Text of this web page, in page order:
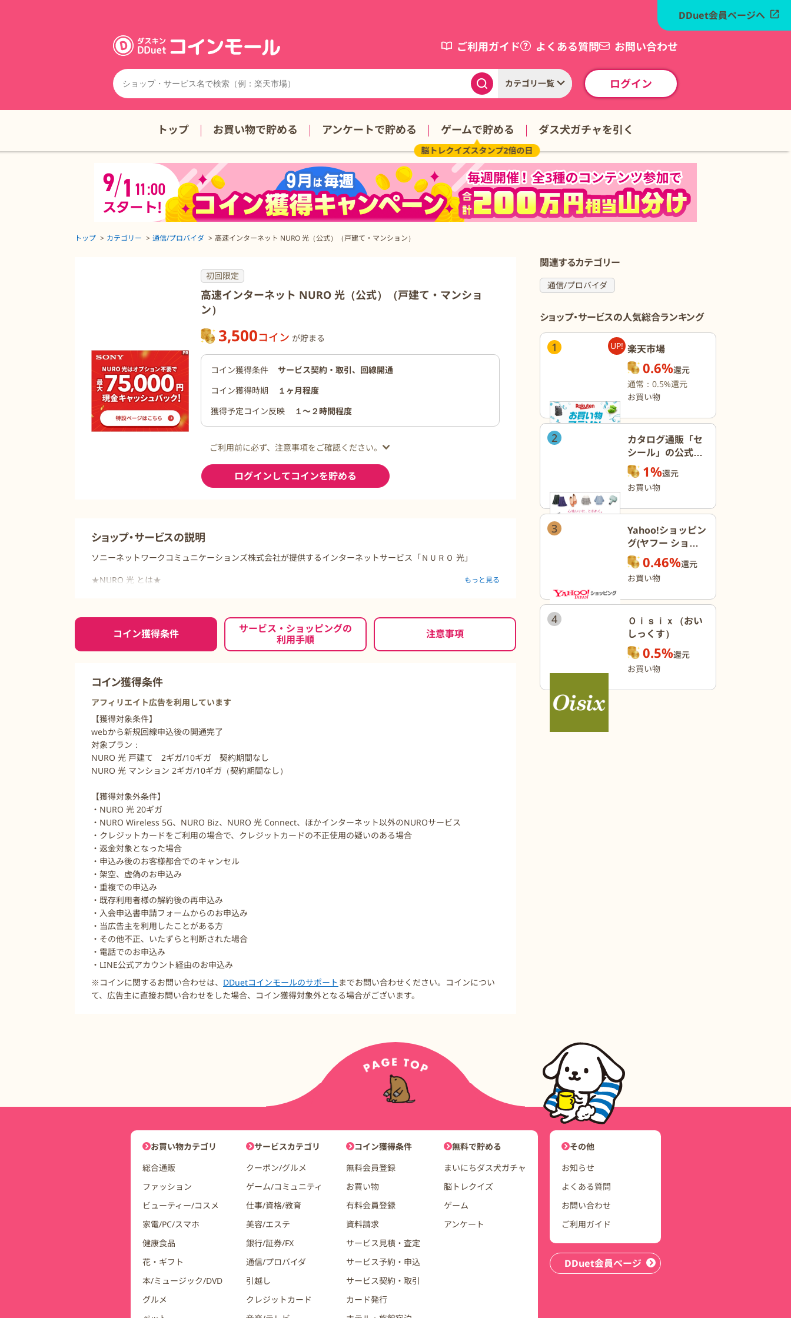
ご利用ガイド よくある質問 お問い合わせ
カテゴリ一覧 ログイン
DDuet会員ページへ
トップ お買い物で貯める アンケートで貯める ゲームで貯める
脳トレクイズスタンプ2倍の日
ダス犬ガチャを引く
トップ カテゴリー 通信/プロバイダ 高速インターネット NURO 光（公式）（戸建て・マンション）
初回限定
高速インターネット NURO 光（公式）（戸建て・マンショ
ン）
3,500コイン が貯まる
コイン獲得条件
サービス契約・取引、回線開通
コイン獲得時期
１ヶ月程度
獲得予定コイン反映
１〜２時間程度
ご利用前に必ず、注意事項をご確認ください。
ログインしてコインを貯める
ショップ・サービスの説明
ソニーネットワークコミュニケーションズ株式会社が提供するインターネットサービス「ＮＵＲＯ 光」
★NURO 光 とは★
もっと見る
ご利用前に必ずお読みください
コイン獲得条件
サービス・ショッピングの
利用手順
注意事項
コイン獲得条件
アフィリエイト広告を利用しています
【獲得対象条件】
webから新規回線申込後の開通完了
対象プラン：
NURO 光 戸建て 2ギガ/10ギガ 契約期間なし
NURO 光 マンション 2ギガ/10ギガ（契約期間なし）
【獲得対象外条件】
・NURO 光 20ギガ
・NURO Wireless 5G、NURO Biz、NURO 光 Connect、ほかインターネット以外のNUROサービス
・クレジットカードをご利用の場合で、クレジットカードの不正使用の疑いのある場合
・返金対象となった場合
・申込み後のお客様都合でのキャンセル
・架空、虚偽のお申込み
・重複での申込み
・既存利用者様の解約後の再申込み
・入会申込書申請フォームからのお申込み
・当広告主を利用したことがある方
・その他不正、いたずらと判断された場合
・電話でのお申込み
・LINE公式アカウント経由のお申込み
※コインに関するお問い合わせは、 DDuetコインモールのサポート までお問い合わせください。コインについ
て、広告主に直接お問い合わせをした場合、コイン獲得対象外となる場合がございます。
関連するカテゴリー
通信/プロバイダ
ショップ・サービスの人気総合ランキング
1 UP! 楽天市場
0.6%還元
通常：0.5%還元
お買い物
2
カタログ通販「セ
シール」の公式オ
ンラインショップ
1%還元
お買い物
3
Yahoo!ショッピン
グ(ヤフー ショッ
ピング)0.46%還元
お買い物
4
Ｏｉｓｉｘ（おい
しっくす）
0.5%還元
お買い物
DDuetコインモールナビゲーション
お買い物カテゴリ
総合通販
ファッション
ビューティー/コスメ
家電/PC/スマホ
健康食品
花・ギフト
本/ミュージック/DVD
グルメ
サービスカテゴリ
クーポン/グルメ
ゲーム/コミュニティ
仕事/資格/教育
美容/エステ
銀行/証券/FX
通信/プロバイダ
引越し
クレジットカード
コイン獲得条件
無料会員登録
お買い物
有料会員登録
資料請求
サービス見積・査定
サービス予約・申込
サービス契約・取引
カード発行
無料で貯める
まいにちダス犬ガチャ
脳トレクイズ
ゲーム
アンケート
ユーザーナビゲーション
その他
お知らせ
よくある質問
お問い合わせ
ご利用ガイド
DDuet会員ページ